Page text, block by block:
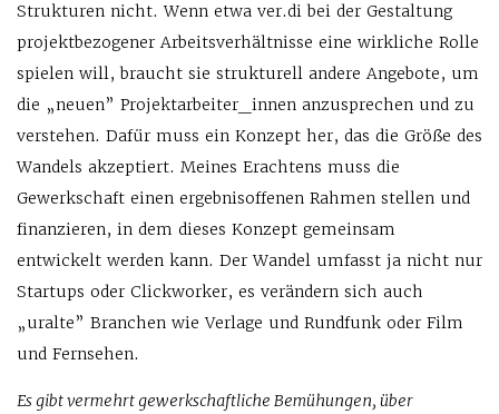
Strukturen nicht. Wenn etwa ver.di bei der Gestaltung
projektbezogener Arbeitsverhältnisse eine wirkliche Rolle
spielen will, braucht sie strukturell andere Angebote, um
die „neuen” Projektarbeiter_innen anzusprechen und zu
verstehen. Dafür muss ein Konzept her, das die Größe des
Wandels akzeptiert. Meines Erachtens muss die
Gewerkschaft einen ergebnisoffenen Rahmen stellen und
finanzieren, in dem dieses Konzept gemeinsam
entwickelt werden kann. Der Wandel umfasst ja nicht nur
Startups oder Clickworker, es verändern sich auch
„uralte” Branchen wie Verlage und Rundfunk oder Film
und Fernsehen.
Es gibt vermehrt gewerkschaftliche Bemühungen, über